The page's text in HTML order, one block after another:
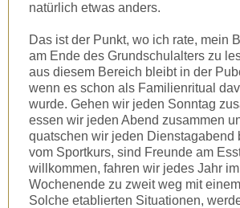
natürlich etwas anders.
Das ist der Punkt, wo ich rate, mein
am Ende des Grundschulalters zu
aus diesem Bereich bleibt in der
wenn es schon als Familienritual
wurde. Gehen wir jeden Sonntag
essen wir jeden Abend zusammen
quatschen wir jeden Dienstagabend
vom Sportkurs, sind Freunde am
willkommen, fahren wir jedes Jahr
Wochenende zu zweit weg mit
Solche etablierten Situationen,